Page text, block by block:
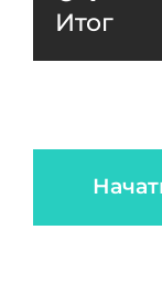
Итог